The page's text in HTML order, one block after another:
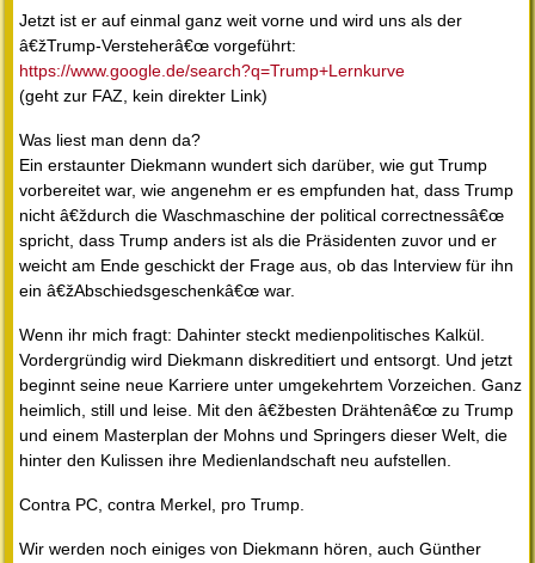
Jetzt ist er auf einmal ganz weit vorne und wird uns als der
â€žTrump-Versteherâ€œ vorgeführt:
https://www.google.de/search?q=Trump+Lernkurve
(geht zur FAZ, kein direkter Link)
Was liest man denn da?
Ein erstaunter Diekmann wundert sich darüber, wie gut Trump
vorbereitet war, wie angenehm er es empfunden hat, dass Trump
nicht â€ždurch die Waschmaschine der political correctnessâ€œ
spricht, dass Trump anders ist als die Präsidenten zuvor und er
weicht am Ende geschickt der Frage aus, ob das Interview für ihn
ein â€žAbschiedsgeschenkâ€œ war.
Wenn ihr mich fragt: Dahinter steckt medienpolitisches Kalkül.
Vordergründig wird Diekmann diskreditiert und entsorgt. Und jetzt
beginnt seine neue Karriere unter umgekehrtem Vorzeichen. Ganz
heimlich, still und leise. Mit den â€žbesten Drähtenâ€œ zu Trump
und einem Masterplan der Mohns und Springers dieser Welt, die
hinter den Kulissen ihre Medienlandschaft neu aufstellen.
Contra PC, contra Merkel, pro Trump.
Wir werden noch einiges von Diekmann hören, auch Günther